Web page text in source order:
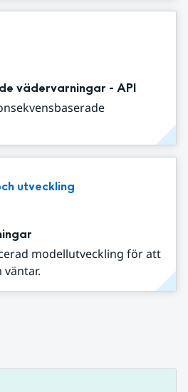
vädervarningar - API
utveckling
modellutveckling för att
väntar.